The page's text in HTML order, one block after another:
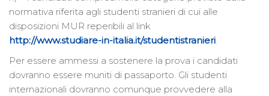
normativa riferita agli studenti stranieri di cui alle
disposizioni MUR reperibili al link
http://www.studiare-in-italia.it/studentistranieri.
Per essere ammessi a sostenere la prova i candidati
dovranno essere muniti di passaporto. Gli studenti
internazionali dovranno comunque provvedere alla